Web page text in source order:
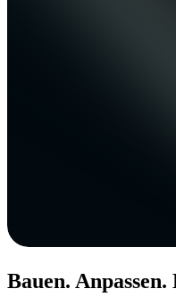
Bauen. Anpassen.